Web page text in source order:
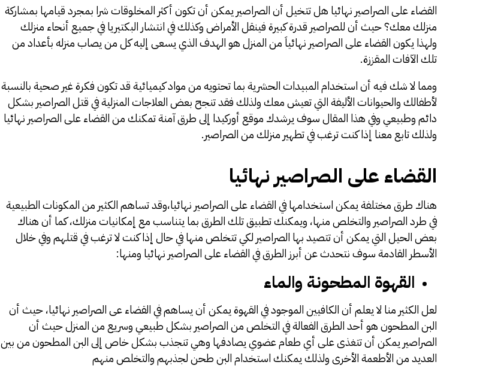
القضاء على الصراصير نهائيا هل تتخيل أن الصراصير يمكن أن تكون أكثر المخلوقات شرا بمجرد قيامها بمشاركة
منزلك معك؟ حيث أن للصراصير قدرة كبيرة فينقل الأمراض وكذلك في انتشار البكتيريا في جميع أنحاء منزلك
ولهذا يكون القضاء على الصراصير نهائياَ من المنزل هو الهدف الذي يسعى إليه كل من يصاب منزله بأعداد من
تلك الآفات المقززة.
ومما لا شك فيه أن استخدام المبيدات الحشرية بما تحتويه من مواد كيميائية قد تكون فكرة غير صحية بالنسبة
لأطفالك والحيوانات الأليفة التي تعيش معك ولذلك فقد تنجح بعض العلاجات المنزلية في قتل الصراصير بشكل
دائم وطبيعي وفي هذا المقال سوف يرشدك موقعأوركيدا إلى طرق آمنة تمكنك من القضاء على الصراصير نهائيا
ولذلك تابع معنا إذا كنت ترغب في تطهير منزلك من الصراصير.
القضاء على الصراصير نهائيا
هناك طرق مختلفة يمكن استخدامها في القضاء على الصراصير نهائيا،وقد تساهم الكثير من المكونات الطبيعية
في طرد الصراصير والتخلص منها، ويمكنك تطبيق تلك الطرق بما يتناسب مع إمكانيات منزلك، كما أن هناك
بعض الحيل التي يمكن أن تتصيد بها الصراصير لكي تتخلص منها في حال إذا كنت لا ترغب في قتلهم وفي خلال
الأسطر القادمة سوف نتحدث عن أبرز الطرق في القضاء على الصراصير نهائيا ومنها:
القهوة المطحونة والماء
لعل الكثير منا لا يعلم أن الكافيين الموجود في القهوة يمكن أن يساهم في القضاء عى الصراصير نهائيا، حيث أن
البن المطحون هو أحد الطرق الفعالة في التخلص من الصراصير بشكل طبيعي وسريع من المنزل حيث أن
الصراصير يمكن أن تتغذى على أي طعام عضوي يصادفها وهي تنجذب بشكل خاص إلى البن المطحون من بين
العديد من الأطعمة الأخرى ولذلك يمكنك استخدام البن طحن لجذبهم والتخلص منهم